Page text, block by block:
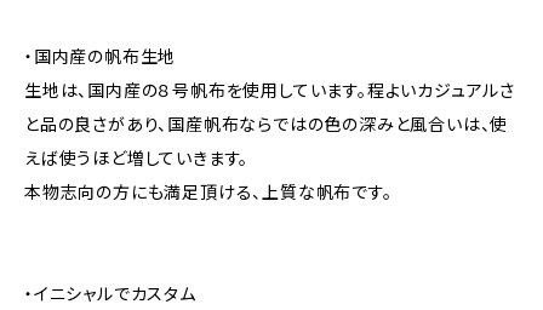
・国内産の帆布生地
生地は、国内産の８号帆布を使用しています。程よいカジュアルさ
と品の良さがあり、国産帆布ならではの色の深みと風合いは、使
えば使うほど増していきます。
本物志向の方にも満足頂ける、上質な帆布です。
・イニシャルでカスタム